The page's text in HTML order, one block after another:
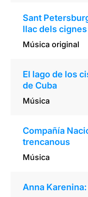
Sant
llac dels cignes
Música original
El lago de los
de Cuba
Música
Compañía
trencanous
Música
Anna